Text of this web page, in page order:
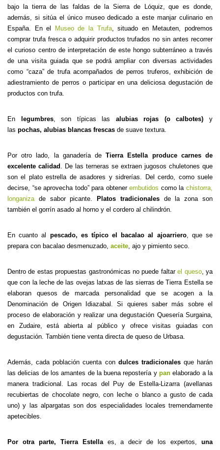
bajo la tierra de las faldas de la Sierra de Lóquiz, que es donde,
además, si sitúa el único museo dedicado a este manjar culinario en
España. En el
Museo de la Trufa, situado en Metauten, podremos
comprar trufa fresca o adquirir productos trufados no sin antes recorrer
el curioso centro de interpretación de este hongo subterráneo a través
de una visita guiada que se podrá ampliar con diversas actividades
como “caza” de trufa acompañados de perros truferos, exhibición de
adiestramiento de perros o participar en una deliciosa degustación de
productos con trufa.
En legumbres, son típicas las alubias rojas (o calbotes) y
las pochas, alubias blancas frescas de suave textura.
Por otro lado, la ganadería deTierra Estella produce carnes de
excelente calidad . De las terneras se extraen jugosos chuletones que
son el plato estrella de asadores y sidrerías. Del cerdo, como suele
decirse, “se aprovecha todo” para obtenerembutidos como lachistorra,
longanizade sabor picante. Platos tradicionalesde la zona son
también el gorrín asado al horno y el cordero al chilindrón.
En cuanto al pescado, es típico el bacalao al ajoarriero, que se
prepara con bacalao desmenuzado, aceite, ajo y pimiento seco.
Dentro de estas propuestas gastronómicas no puede faltarel queso, ya
que con la leche de las ovejas latxas de las sierras de Tierra Estella se
elaboran quesos de marcada personalidad que se acogen a la
Denominación de Origen Idiazabal. Si quieres saber más sobre el
proceso de elaboración y realizar una degustación Quesería Surgaina,
en Zudaire, está abierta al público y ofrece visitas guiadas con
degustación. También tiene venta directa de queso de Urbasa.
Además, cada población cuenta con dulces tradicionalesque harán
las delicias de los amantes de la buena repostería ypan elaborado a la
manera tradicional. Las rocas del Puy de Estella-Lizarra (avellanas
recubiertas de chocolate negro, con leche o blanco a gusto de cada
uno) y las alpargatas son dos especialidades locales tremendamente
apetecibles.
Por otra parte, Tierra Estellaes, a decir de los expertos,una